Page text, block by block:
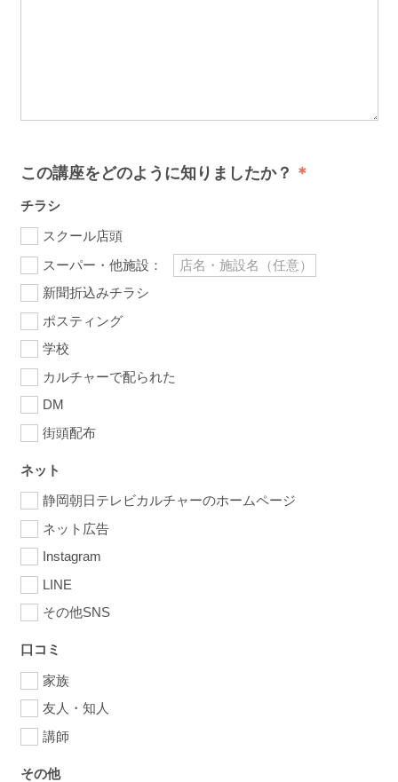
この講座をどのように知りましたか？
チラシ
スクール店頭
スーパー・他施設：
新聞折込みチラシ
ポスティング
学校
カルチャーで配られた
DM
街頭配布
ネット
静岡朝日テレビカルチャーのホームページ
ネット広告
Instagram
LINE
その他SNS
口コミ
家族
友人・知人
講師
その他